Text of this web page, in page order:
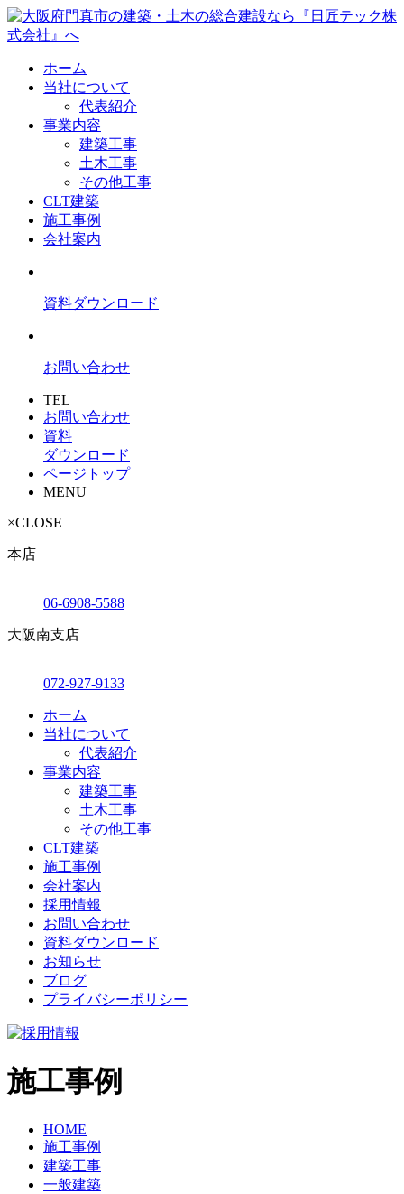
ホーム
当社について
代表紹介
事業内容
建築工事
土木工事
その他工事
CLT建築
施工事例
会社案内
資料ダウンロード
お問い合わせ
TEL
お問い合わせ
資料
ダウンロード
ページトップ
MENU
×CLOSE
本店
06-6908-5588
大阪南支店
072-927-9133
ホーム
当社について
代表紹介
事業内容
建築工事
土木工事
その他工事
CLT建築
施工事例
会社案内
採用情報
お問い合わせ
資料ダウンロード
お知らせ
ブログ
プライバシーポリシー
施工事例
HOME
施工事例
建築工事
一般建築